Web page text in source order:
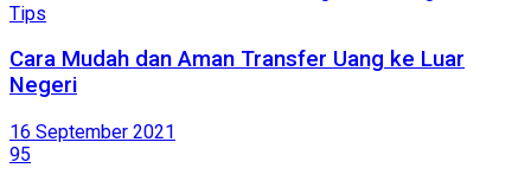
Tips
Cara Mudah dan Aman Transfer Uang ke Luar
Negeri
16 September 2021
95